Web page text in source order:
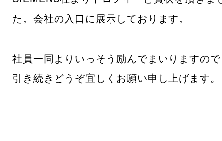
た。会社の入口に展示しております。
社員一同よりいっそう励んでまいりますの
引き続きどうぞ宜しくお願い申し上げます。